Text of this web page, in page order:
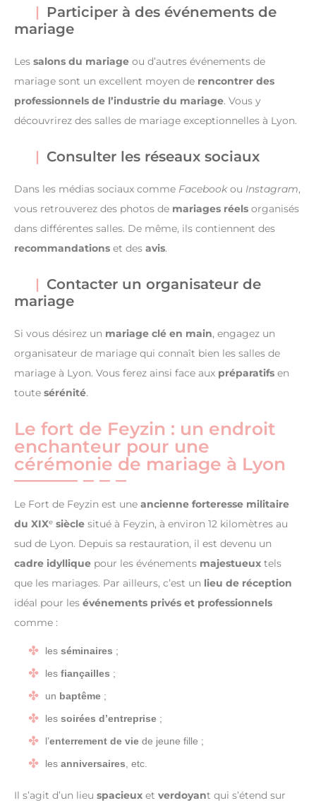
Participer à des événements de
mariage
Les salons du mariage ou d’autres événements de
mariage sont un excellent moyen de rencontrer des
professionnels de l’industrie du mariage. Vous y
découvrirez des salles de mariage exceptionnelles à Lyon.
Consulter les réseaux sociaux
Dans les médias sociaux comme Facebookou Instagram,
vous retrouverez des photos de mariages réels organisés
dans différentes salles. De même, ils contiennent des
recommandations et des avis.
Contacter un organisateur de
mariage
Si vous désirez un mariage clé en main, engagez un
organisateur de mariage qui connaît bien les salles de
mariage à Lyon. Vous ferez ainsi face aux préparatifs en
toute sérénité.
Le fort de Feyzin : un endroit
enchanteur pour une
cérémonie de mariage à Lyon
Le Fort de Feyzin est une ancienne forteresse militaire
du XIXᵉ siècle situé à Feyzin, à environ 12 kilomètres au
sud de Lyon. Depuis sa restauration, il est devenu un
cadre idyllique pour les événements majestueux tels
que les mariages. Par ailleurs, c’est un lieu de réception
idéal pour les événements privés et professionnels
comme :
les séminaires ;
les fiançailles ;
un baptême ;
les soirées d’entreprise ;
l’enterrement de vie de jeune fille ;
les anniversaires, etc.
Il s’agit d’un lieu spacieux et verdoyant qui s’étend sur